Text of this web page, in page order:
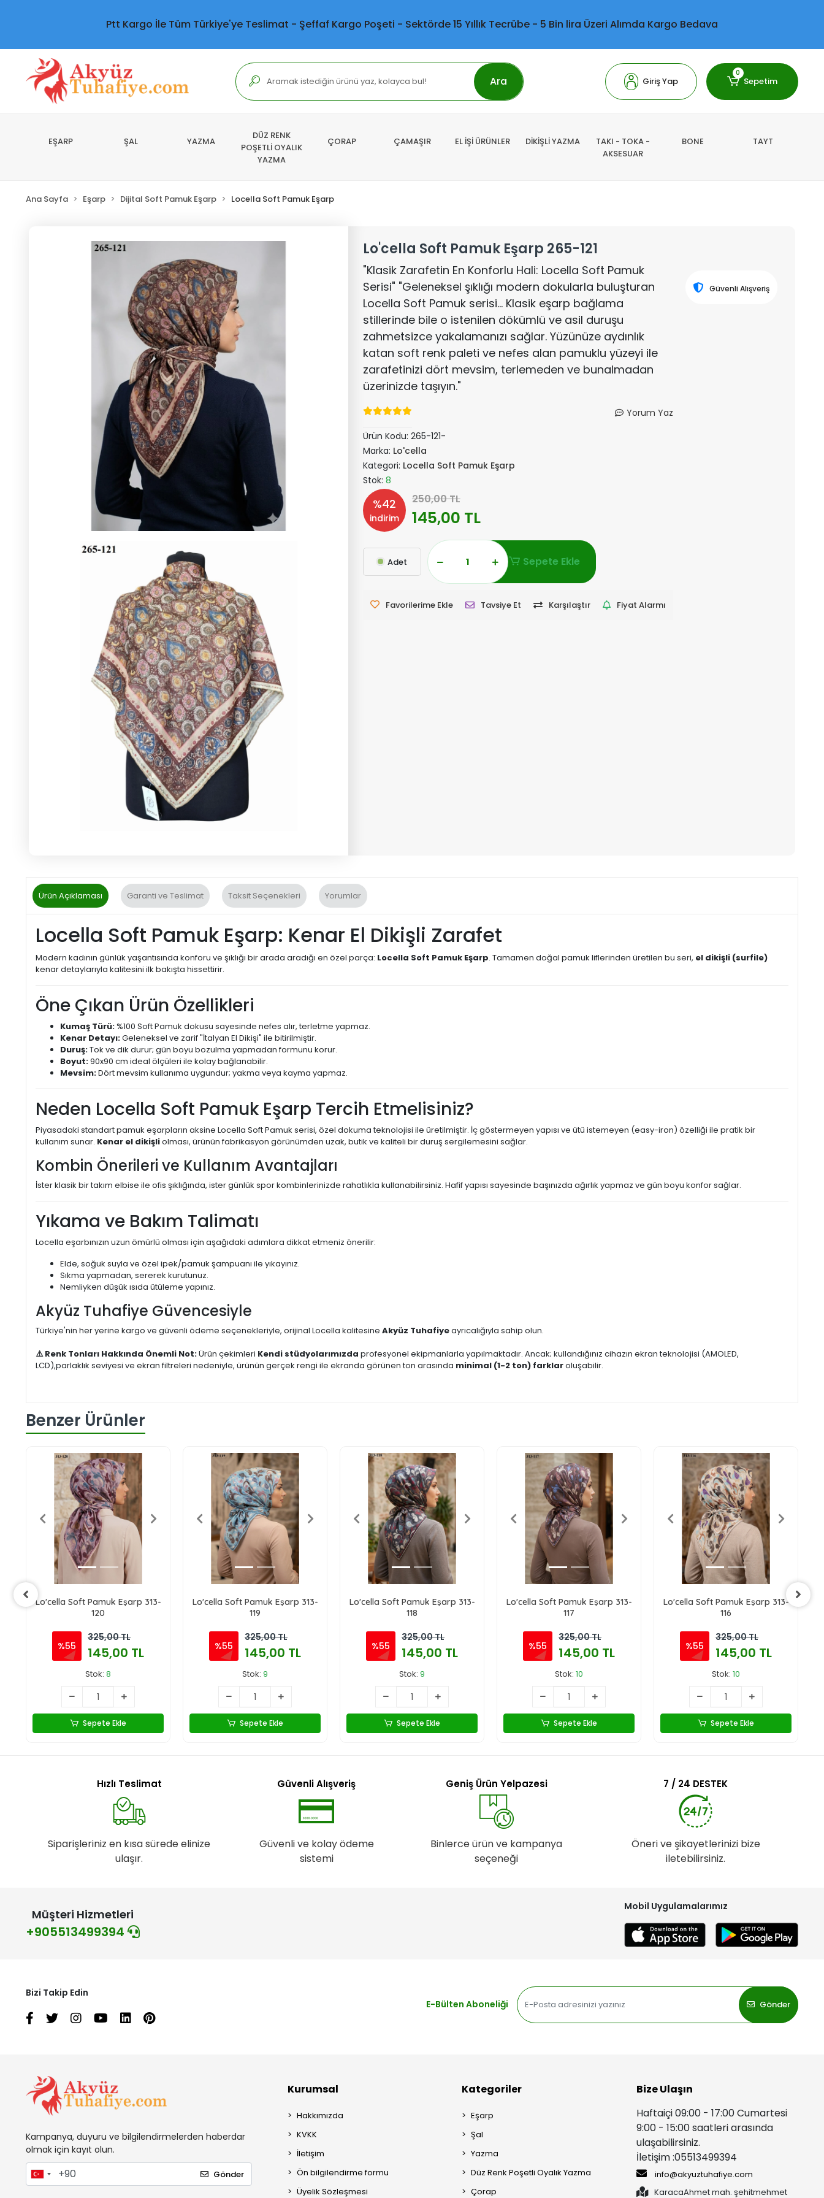
Ptt Kargo İle Tüm Türkiye'ye Teslimat - Şeffaf Kargo Poşeti - Sektörde 15 Yıllık Tecrübe - 5 Bin lira Üzeri Alımda Kargo Bedava
Ara Giriş Yap
0
Sepetim
EŞARP ŞAL YAZMA
DÜZ RENK
POŞETLİ OYALIK
YAZMA
ÇORAP ÇAMAŞIR EL İŞİ ÜRÜNLER DİKİŞLİ YAZMA
TAKI - TOKA -
AKSESUAR
BONE TAYT
Ana Sayfa Eşarp Dijital Soft Pamuk Eşarp Locella Soft Pamuk Eşarp
Lo'cella Soft Pamuk Eşarp 265-121
"Klasik Zarafetin En Konforlu Hali: Locella Soft Pamuk
Serisi" "Geleneksel şıklığı modern dokularla buluşturan
Locella Soft Pamuk serisi... Klasik eşarp bağlama
stillerinde bile o istenilen dökümlü ve asil duruşu
zahmetsizce yakalamanızı sağlar. Yüzünüze aydınlık
katan soft renk paleti ve nefes alan pamuklu yüzeyi ile
zarafetinizi dört mevsim, terlemeden ve bunalmadan
üzerinizde taşıyın."
Yorum Yaz
Ürün Kodu: 265-121-
Marka: Lo'cella
Kategori: Locella Soft Pamuk Eşarp
Stok: 8
%42
indirim
250,00 TL
145,00 TL
Adet Sepete Ekle
Favorilerime Ekle Tavsiye Et Karşılaştır Fiyat Alarmı
Güvenli Alışveriş
Ürün Açıklaması Garanti ve Teslimat Taksit Seçenekleri Yorumlar
Locella Soft Pamuk Eşarp: Kenar El Dikişli Zarafet
Modern kadının günlük yaşantısında konforu ve şıklığı bir arada aradığı en özel parça: Locella Soft Pamuk Eşarp. Tamamen doğal pamuk liflerinden üretilen bu seri, el dikişli (surfile)
kenar detaylarıyla kalitesini ilk bakışta hissettirir.
Öne Çıkan Ürün Özellikleri
Kumaş Türü: %100 Soft Pamuk dokusu sayesinde nefes alır, terletme yapmaz.
Kenar Detayı:Geleneksel ve zarif "İtalyan El Dikişi" ile bitirilmiştir.
Duruş:Tok ve dik durur; gün boyu bozulma yapmadan formunu korur.
Boyut:90x90 cm ideal ölçüleri ile kolay bağlanabilir.
Mevsim:Dört mevsim kullanıma uygundur; yakma veya kayma yapmaz.
Neden Locella Soft Pamuk Eşarp Tercih Etmelisiniz?
Piyasadaki standart pamuk eşarpların aksine Locella Soft Pamuk serisi, özel dokuma teknolojisi ile üretilmiştir. İç göstermeyen yapısı ve ütü istemeyen (easy-iron) özelliği ile pratik bir
kullanım sunar. Kenar el dikişliolması, ürünün fabrikasyon görünümden uzak, butik ve kaliteli bir duruş sergilemesini sağlar.
Kombin Önerileri ve Kullanım Avantajları
İster klasik bir takım elbise ile ofis şıklığında, ister günlük spor kombinlerinizde rahatlıkla kullanabilirsiniz. Hafif yapısı sayesinde başınızda ağırlık yapmaz ve gün boyu konfor sağlar.
Yıkama ve Bakım Talimatı
Locella eşarbınızın uzun ömürlü olması için aşağıdaki adımlara dikkat etmeniz önerilir:
Elde, soğuk suyla ve özel ipek/pamuk şampuanı ile yıkayınız.
Sıkma yapmadan, sererek kurutunuz.
Nemliyken düşük ısıda ütüleme yapınız.
Akyüz Tuhafiye Güvencesiyle
Türkiye'nin her yerine kargo ve güvenli ödeme seçenekleriyle, orijinal Locella kalitesine Akyüz Tuhafiyeayrıcalığıyla sahip olun.
⚠️ Renk Tonları Hakkında Önemli Not:Ürün çekimleri Kendi stüdyolarımızda profesyonel ekipmanlarla yapılmaktadır. Ancak; kullandığınız cihazın ekran teknolojisi (AMOLED,
LCD),parlaklık seviyesi ve ekran filtreleri nedeniyle, ürünün gerçek rengi ile ekranda görünen ton arasında minimal (1-2 ton) farklaroluşabilir.
Benzer Ürünler
Lo'cella Soft Pamuk Eşarp 313-
120
%55
325,00 TL
145,00 TL
Stok: 8
Sepete Ekle
Lo'cella Soft Pamuk Eşarp 313-
119
%55
325,00 TL
145,00 TL
Stok: 9
Sepete Ekle
Lo'cella Soft Pamuk Eşarp 313-
118
%55
325,00 TL
145,00 TL
Stok: 9
Sepete Ekle
Lo'cella Soft Pamuk Eşarp 313-
117
%55
325,00 TL
145,00 TL
Stok: 10
Sepete Ekle
Lo'cella Soft Pamuk Eşarp 313-
116
%55
325,00 TL
145,00 TL
Stok: 10
Sepete Ekle
Hızlı Teslimat
Siparişleriniz en kısa sürede elinize
ulaşır.
Güvenli Alışveriş
Güvenli ve kolay ödeme
sistemi
Geniş Ürün Yelpazesi
Binlerce ürün ve kampanya
seçeneği
7 / 24 DESTEK
Öneri ve şikayetlerinizi bize
iletebilirsiniz.
Müşteri Hizmetleri
+905513499394
Mobil Uygulamalarımız
Bizi Takip Edin
E-Bülten Aboneliği
Gönder
Kampanya, duyuru ve bilgilendirmelerden haberdar
olmak için kayıt olun.
Gönder
Kurumsal
Hakkımızda
KVKK
İletişim
Ön bilgilendirme formu
Üyelik Sözleşmesi
Kategoriler
Eşarp
Şal
Yazma
Düz Renk Poşetli Oyalık Yazma
Çorap
Bize Ulaşın
Haftaiçi 09:00 - 17:00 Cumartesi
9:00 - 15:00 saatleri arasında
ulaşabilirsiniz.
İletişim :05513499394
info@akyuztuhafiye.com
KaracaAhmet mah. şehitmehmet